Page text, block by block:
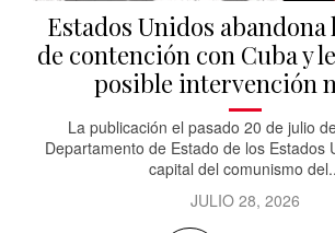
Estados Unidos
de contención con Cuba y
posible intervención
La publicación el pasado 20 de julio
Departamento de Estado de los Estados
capital del comunismo
JULIO 28, 2026